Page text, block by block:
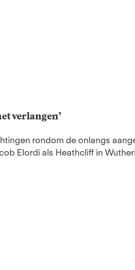
verlangen’
rondom de onlangs
Elordi als Heathcliff in